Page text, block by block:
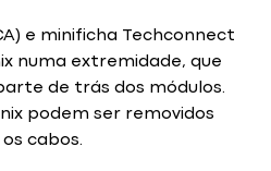
e minificha Techconnect
numa extremidade, que
de trás dos módulos.
podem ser removidos
cabos.